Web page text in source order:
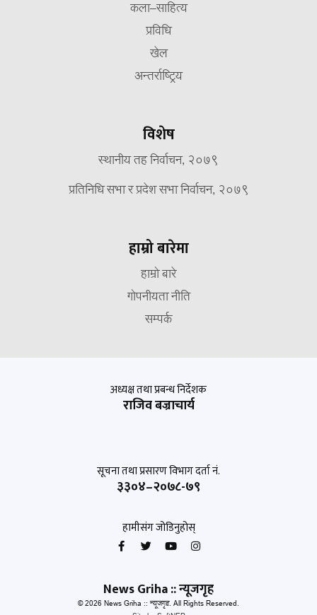
कला–साहित्य
प्रविधि
खेल
अन्तर्राष्ट्रिय
विशेष
स्थानीय तह निर्वाचन, २०७९
प्रतिनिधि सभा र प्रदेश सभा निर्वाचन, २०७९
हाम्रो बारेमा
हाम्रो बारे
गोपनीयता नीति
सम्पर्क
News Griha :: न्यूजगृह
© 2026 News Griha :: न्यूजगृह. All Rights Reserved.
अध्यक्ष तथा प्रबन्ध निर्देशक
राजिव बज्राचार्य
सूचना तथा प्रसारण विभाग दर्ता नं.
३३०४–२०७८-७९
हामीसंग जोडिनुहोस्